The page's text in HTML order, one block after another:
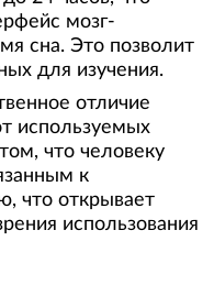
мозг-
сна. Это позволит
для изучения.
отличие
используемых
что человеку
к
что открывает
использования